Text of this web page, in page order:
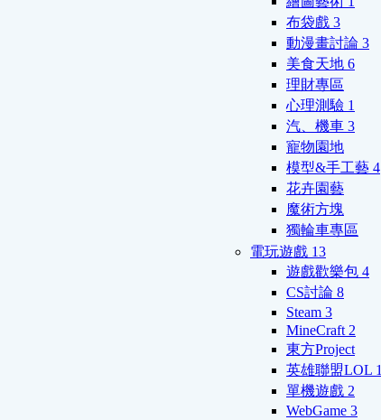
布袋戲 3
動漫畫討論 3
美食天地 6
理財專區
心理測驗 1
汽、機車 3
寵物園地
模型&手工藝 4
花卉園藝
魔術方塊
獨輪車專區
電玩遊戲 13
遊戲歡樂包 4
CS討論 8
Steam 3
MineCraft 2
東方Project
英雄聯盟LOL 1
單機遊戲 2
WebGame 3